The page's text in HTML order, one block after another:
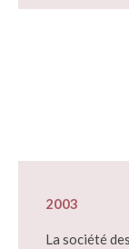
2003
La société